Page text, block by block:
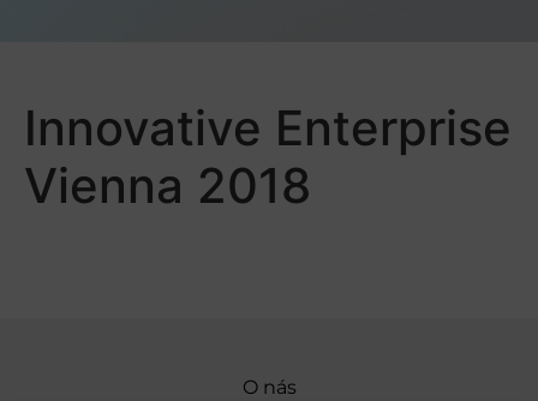
Innovative Enterprise
Vienna 2018
O nás